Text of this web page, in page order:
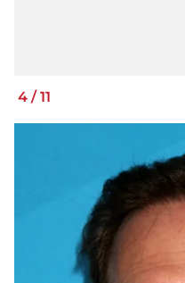
4 / 11